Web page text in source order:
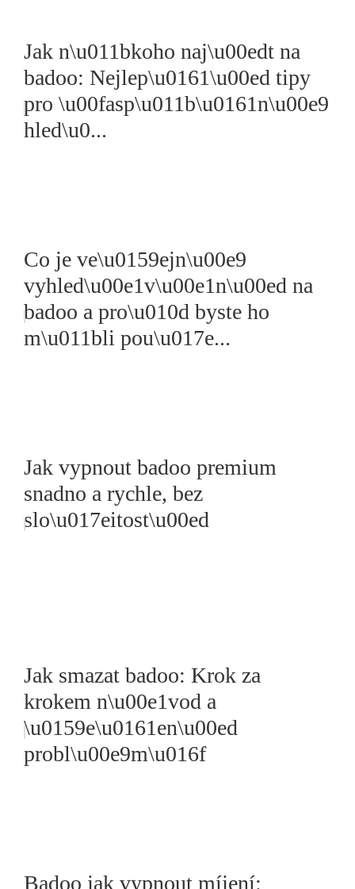
Jak n\u011bkoho naj\u00edt na
badoo: Nejlep\u0161\u00ed tipy
pro \u00fasp\u011b\u0161n\u00e9
hled\u0...
Co je ve\u0159ejn\u00e9
vyhled\u00e1v\u00e1n\u00ed na
badoo a pro\u010d byste ho
m\u011bli pou\u017e...
Jak vypnout badoo premium
snadno a rychle, bez
slo\u017eitost\u00ed
Jak smazat badoo: Krok za
krokem n\u00e1vod a
\u0159e\u0161en\u00ed
probl\u00e9m\u016f
Badoo jak vypnout míjení: